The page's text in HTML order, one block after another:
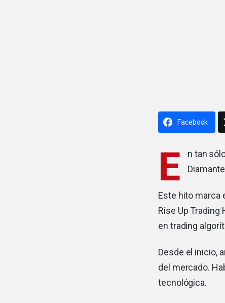
Facebook
E
n tan
Este hito marca
Rise Up
en trading
Desde el inicio,
del mercado.
tecnológica.